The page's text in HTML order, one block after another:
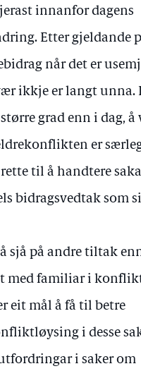
innanfor dagens
Etter gjeldande
når det er
ikkje er langt unna.
grad enn i dag, å
er
til å handtere
bidragsvedtak som
sjå på andre tiltak
med familiar i
eit mål å få til betre
i desse
i saker om